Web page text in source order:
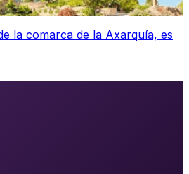
la comarca de la Axarquía, es